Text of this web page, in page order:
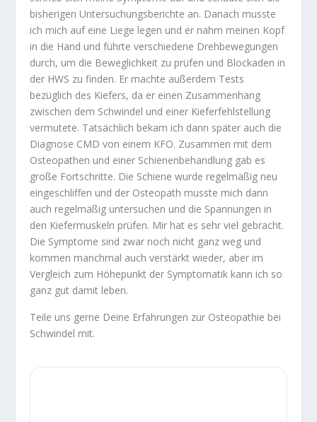
bisherigen Untersuchungsberichte an. Danach musste
ich mich auf eine Liege legen und er nahm meinen Kopf
in die Hand und führte verschiedene Drehbewegungen
durch, um die Beweglichkeit zu prüfen und Blockaden in
der HWS zu finden. Er machte außerdem Tests
bezüglich des Kiefers, da er einen Zusammenhang
zwischen dem Schwindel und einer Kieferfehlstellung
vermutete. Tatsächlich bekam ich dann später auch die
Diagnose CMD von einem KFO. Zusammen mit dem
Osteopathen und einer Schienenbehandlung gab es
große Fortschritte. Die Schiene wurde regelmäßig neu
eingeschliffen und der Osteopath musste mich dann
auch regelmäßig untersuchen und die Spannungen in
den Kiefermuskeln prüfen. Mir hat es sehr viel gebracht.
Die Symptome sind zwar noch nicht ganz weg und
kommen manchmal auch verstärkt wieder, aber im
Vergleich zum Höhepunkt der Symptomatik kann ich so
ganz gut damit leben.
Teile uns gerne Deine Erfahrungen zur Osteopathie bei
Schwindel mit.